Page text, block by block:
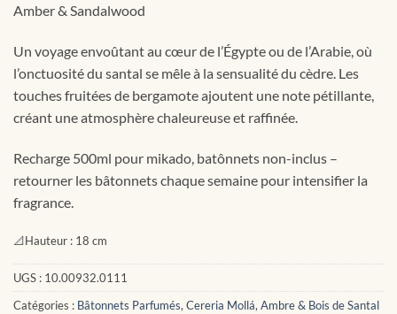
Amber & Sandalwood
Un voyage envoûtant au cœur de l’Égypte ou de l’Arabie, où
l’onctuosité du santal se mêle à la sensualité du cèdre. Les
touches fruitées de bergamote ajoutent une note pétillante,
créant une atmosphère chaleureuse et raffinée.
Recharge 500ml pour mikado, batônnets non-inclus –
retourner les bâtonnets chaque semaine pour intensifier la
fragrance.
📐Hauteur : 18 cm
UGS : 10.00932.0111
Catégories : Bâtonnets Parfumés,Cereria Mollá,Ambre & Bois de Santal